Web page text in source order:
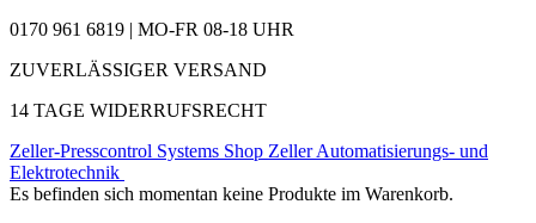
0170 961 6819 | MO-FR 08-18 UHR
ZUVERLÄSSIGER VERSAND
14 TAGE WIDERRUFSRECHT
Zeller-Presscontrol Systems Shop Zeller Automatisierungs- und
Elektrotechnik
Es befinden sich momentan keine Produkte im Warenkorb.